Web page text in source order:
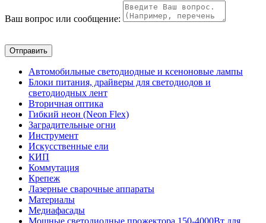
Ваш вопрос или сообщение:
Отправить
Автомобильные светодиодные и ксеноновые лампы
Блоки питания, драйверы для светодиодов и
светодиодных лент
Вторичная оптика
Гибкий неон (Neon Flex)
Заградительные огни
Инструмент
Искусственные ели
КИП
Коммутация
Крепеж
Лазерные сварочные аппараты
Материалы
Медиафасады
Мощные светодиодные прожектора 150-4000Вт для